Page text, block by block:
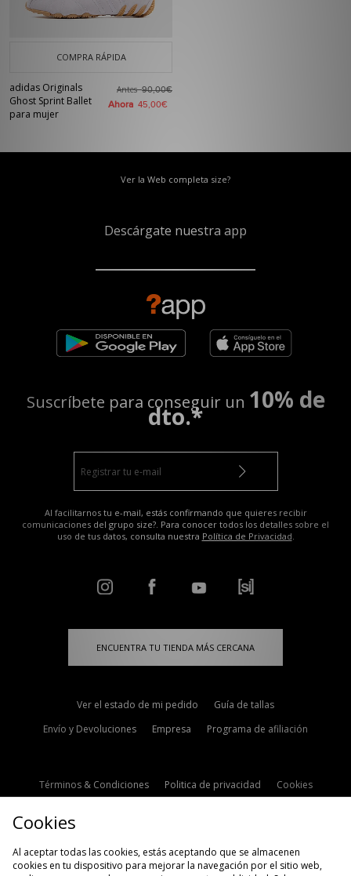
COMPRA RÁPIDA
adidas Originals
Ghost Sprint Ballet
para mujer
Antes90,00€
Ahora 45,00€
Ver la Web completa size?
Descárgate nuestra app
Suscríbete para conseguir un 10% de
dto.*
Al facilitarnos tu e-mail, estás confirmando que quieres recibir
comunicaciones del grupo size?. Para conocer todos los detalles sobre el
uso de tus datos, consulta nuestra Política de Privacidad.
ENCUENTRA TU TIENDA MÁS CERCANA
Ver el estado de mi pedido
Guía de tallas
Envío y Devoluciones
Empresa Programa de afiliación
Términos & Condiciones Politica de privacidad
Cookies
Cookies
Al aceptar todas las cookies, estás aceptando que se almacenen
cookies en tu dispositivo para mejorar la navegación por el sitio web,